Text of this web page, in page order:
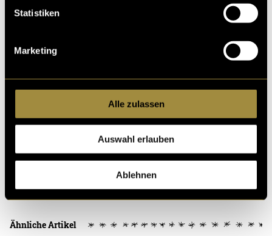
Statistiken
Marketing
Alle zulassen
Auswahl erlauben
Ablehnen
Mail an
angefragt
(mmi)
Ähnliche Artikel